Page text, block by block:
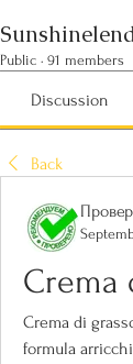
Public · 91 members
Discussion
Back
Crema
Crema di
formula